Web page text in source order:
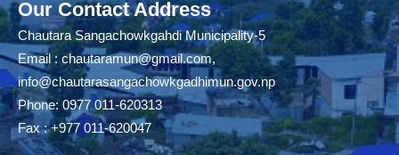
Our Contact Address
Chautara Sangachowkgahdi Municipality-5
Email :chautaramun@gmail.com,
info@chautarasangachowkgadhimun.gov.np
Phone: 0977 011-620313
Fax : +977 011-620047